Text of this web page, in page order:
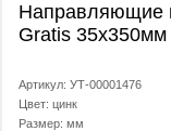
Направляющие
Gratis 35x350мм
Артикул: УТ-00001476
Цвет: цинк
Размер: мм